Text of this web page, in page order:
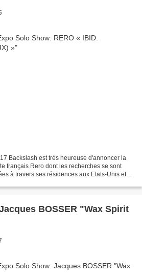
Backslash est très heureuse d'annoncer la
français Rero dont les recherches se sont
à travers ses résidences aux Etats-Unis et
BOSSER "Wax Spirit